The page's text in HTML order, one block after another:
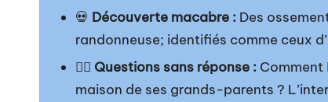
💀 Découverte macabre : Des
randonneuse; identifiés comme ceux
🚶‍♂️ Questions sans réponse :
maison de ses grands-parents ?